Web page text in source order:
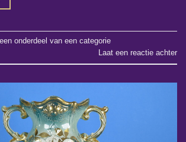
onderdeel van een categorie
Laat een reactie achter